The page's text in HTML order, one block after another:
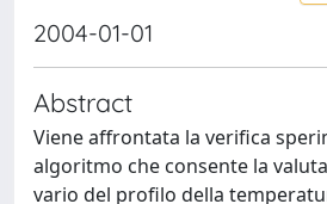
2004-01-01
Abstract
Viene affrontata la verifica
algoritmo che consente la
vario del profilo della